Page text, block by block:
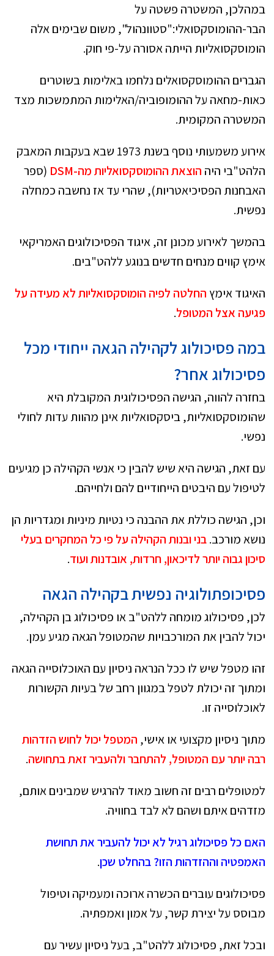
במהלכן, המשטרה פשטה על
הבר-ההומוסקסואלי:"סטוונהול", משום שבימים אלה
הומוסקסואליות הייתה אסורה על-פי חוק.
הגברים ההומוסקסואלים נלחמו באלימות בשוטרים
כאות-מחאה על ההומופוביה/האלימות המתמשכות מצד
המשטרה המקומית.
אירוע משמעותי נוסף בשנת 1973 שבא בעקבות המאבק
הלהט"בי היה הוצאת ההומוסקסואליות מה-DSM
(ספר
האבחנות הפסיכיאטריות), שהרי עד אז נחשבה כמחלה
נפשית.
בהמשך לאירוע מכונן זה, איגוד הפסיכולוגים האמריקאי
אימץ קווים מנחים חדשים בנוגע ללהט"בים.
האיגוד אימץ החלטה לפיה הומוסקסואליות לא מעידה על
פגיעה אצל המטופל.
במה פסיכולוג לקהילה הגאה ייחודי מכל
פסיכולוג אחר?
בחזרה להווה, הגישה הפסיכולוגית המקובלת היא
שהומוסקסואליות, ביסקסואליות אינן מהוות עדות לחולי
נפשי.
עם זאת, הגישה היא שיש להבין כי אנשי הקהילה כן מגיעים
לטיפול עם היבטים הייחודיים להם ולחייהם.
וכן, הגישה כוללת את ההבנה כי נטיות מיניות ומגדריות הן
נושא מורכב.בני ובנות הקהילה על פי כל המחקרים בעלי
סיכון גבוה יותר לדיכאון, חרדות, אובדנות ועוד.
פסיכופתולוגיה נפשית בקהילה הגאה
לכן, פסיכולוג מומחה ללהט"ב או פסיכולוג בן הקהילה,
יכול להבין את המורכבויות שהמטופל הגאה מגיע עמן.
זהו מטפל שיש לו ככל הנראה ניסיון עם האוכלוסייה הגאה
ומתוך זה יכולת לטפל במגוון רחב של בעיות הקשורות
לאוכלוסייה זו.
מתוך ניסיון מקצועי או אישי, המטפל יכול לחוש הזדהות
רבה יותר עם המטופל, להתחבר ולהעביר זאת בתחושה.
למטופלים רבים זה חשוב מאוד להרגיש שמבינים אותם,
מזדהים איתם ושהם לא לבד בחוויה.
האם כל פסיכולוג רגיל לא יכול להעביר את תחושת
האמפטיה וההזדהות הזו? בהחלט שכן.
פסיכולוגים עוברים הכשרה ארוכה ומעמיקה וטיפול
מבוסס על יצירת קשר, על אמון ואמפתיה.
ובכל זאת, פסיכולוג ללהט"ב, בעל ניסיון עשיר עם